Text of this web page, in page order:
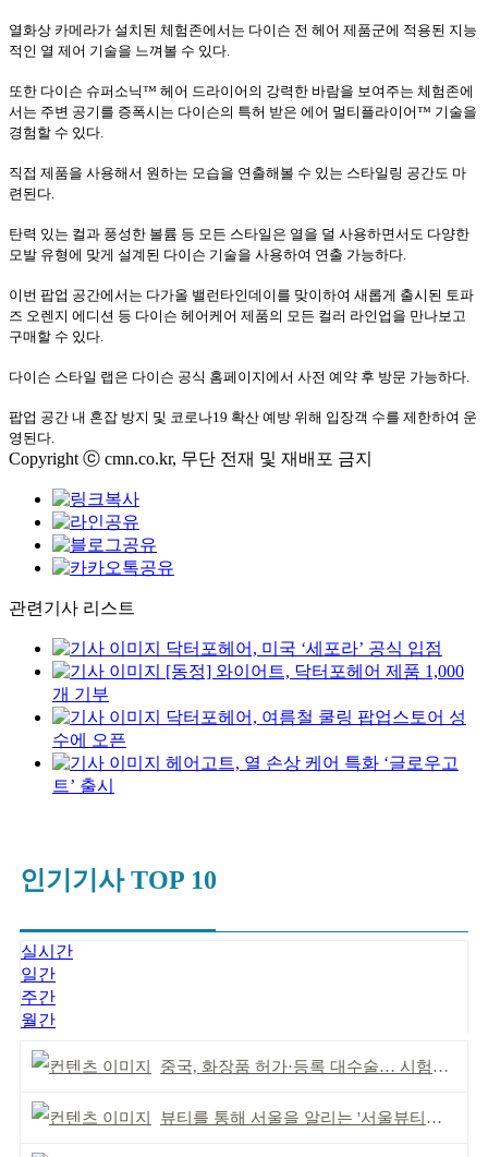
열화상 카메라가 설치된 체험존에서는 다이슨 전 헤어 제품군에 적용된 지능
적인 열 제어 기술을 느껴볼 수 있다.
또한 다이슨 슈퍼소닉™ 헤어 드라이어의 강력한 바람을 보여주는 체험존에
서는 주변 공기를 증폭시는 다이슨의 특허 받은 에어 멀티플라이어™ 기술을
경험할 수 있다.
직접 제품을 사용해서 원하는 모습을 연출해볼 수 있는 스타일링 공간도 마
련된다.
탄력 있는 컬과 풍성한 볼륨 등 모든 스타일은 열을 덜 사용하면서도 다양한
모발 유형에 맞게 설계된 다이슨 기술을 사용하여 연출 가능하다.
이번 팝업 공간에서는 다가올 밸런타인데이를 맞이하여 새롭게 출시된 토파
즈 오렌지 에디션 등 다이슨 헤어케어 제품의 모든 컬러 라인업을 만나보고
구매할 수 있다.
다이슨 스타일 랩은 다이슨 공식 홈페이지에서 사전 예약 후 방문 가능하다.
팝업 공간 내 혼잡 방지 및 코로나19 확산 예방 위해 입장객 수를 제한하여 운
영된다.
Copyright ⓒ cmn.co.kr, 무단 전재 및 재배포 금지
관련기사 리스트
닥터포헤어, 미국 ‘세포라’ 공식 입점
[동정] 와이어트, 닥터포헤어 제품 1,000
개 기부
닥터포헤어, 여름철 쿨링 팝업스토어 성
수에 오픈
헤어고트, 열 손상 케어 특화 ‘글로우고
트’ 출시
인기기사 TOP 10
실시간
일간
주간
월간
중국, 화장품 허가·등록 대수술… 시험자료 공용 허용
뷰티를 통해 서울을 알리는 '서울뷰티위크' 성료